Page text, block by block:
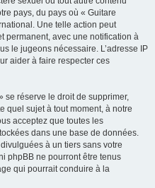
pays, du pays où « Guitare
Une telle action peut
permanent, avec une notification à
le jugeons nécessaire. L’adresse IP
aider à faire respecter ces
se réserve le droit de supprimer,
quel sujet à tout moment, à notre
acceptez que toutes les
dans une base de données.
à un tiers sans votre
phpBB ne pourront être tenus
qui pourrait conduire à la